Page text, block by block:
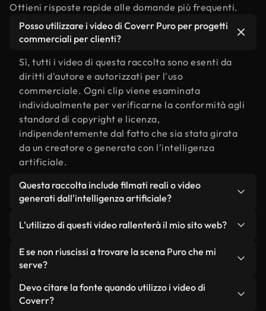
Ottieni risposte rapide alle domande più frequenti.
Posso utilizzare i video di Coverr Puro per progetti
commerciali per clienti?
Sì, tutti i video di questa raccolta sono esenti da
diritti d'autore e autorizzati per l'uso
commerciale. Ogni clip viene esaminata
individualmente per verificarne la conformità agli
standard di copyright e licenza,
indipendentemente dal fatto che sia stata girata
da un creatore o generata con l'intelligenza
artificiale.
Questa raccolta include filmati reali o video
generati dall'intelligenza artificiale?
da filmati reali, girati da persone, relativi a Puro, e
da video generati dall'intelligenza artificiale. Ogni
video è chiaramente etichettato, così saprai
L'utilizzo di questi video rallenterà il mio sito web?
Non se scegli le nostre versioni ottimizzate.
Offriamo formati leggeri e pronti per il web,
mantengono alta la qualità, riducono al minimo i
tempi di caricamento e migliorano parametri
E se non riuscissi a trovare la scena Puro che mi
serve?
Puoi crearne uno all'istante utilizzando Coverr AI
Studio. Ti basta descrivere la scena, ad esempio
Devo citare la fonte quando utilizzo i video di
Coverr?